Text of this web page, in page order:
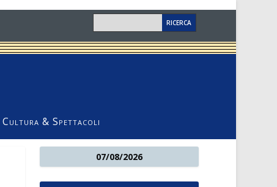
Cultura & Spettacoli
07/08/2026